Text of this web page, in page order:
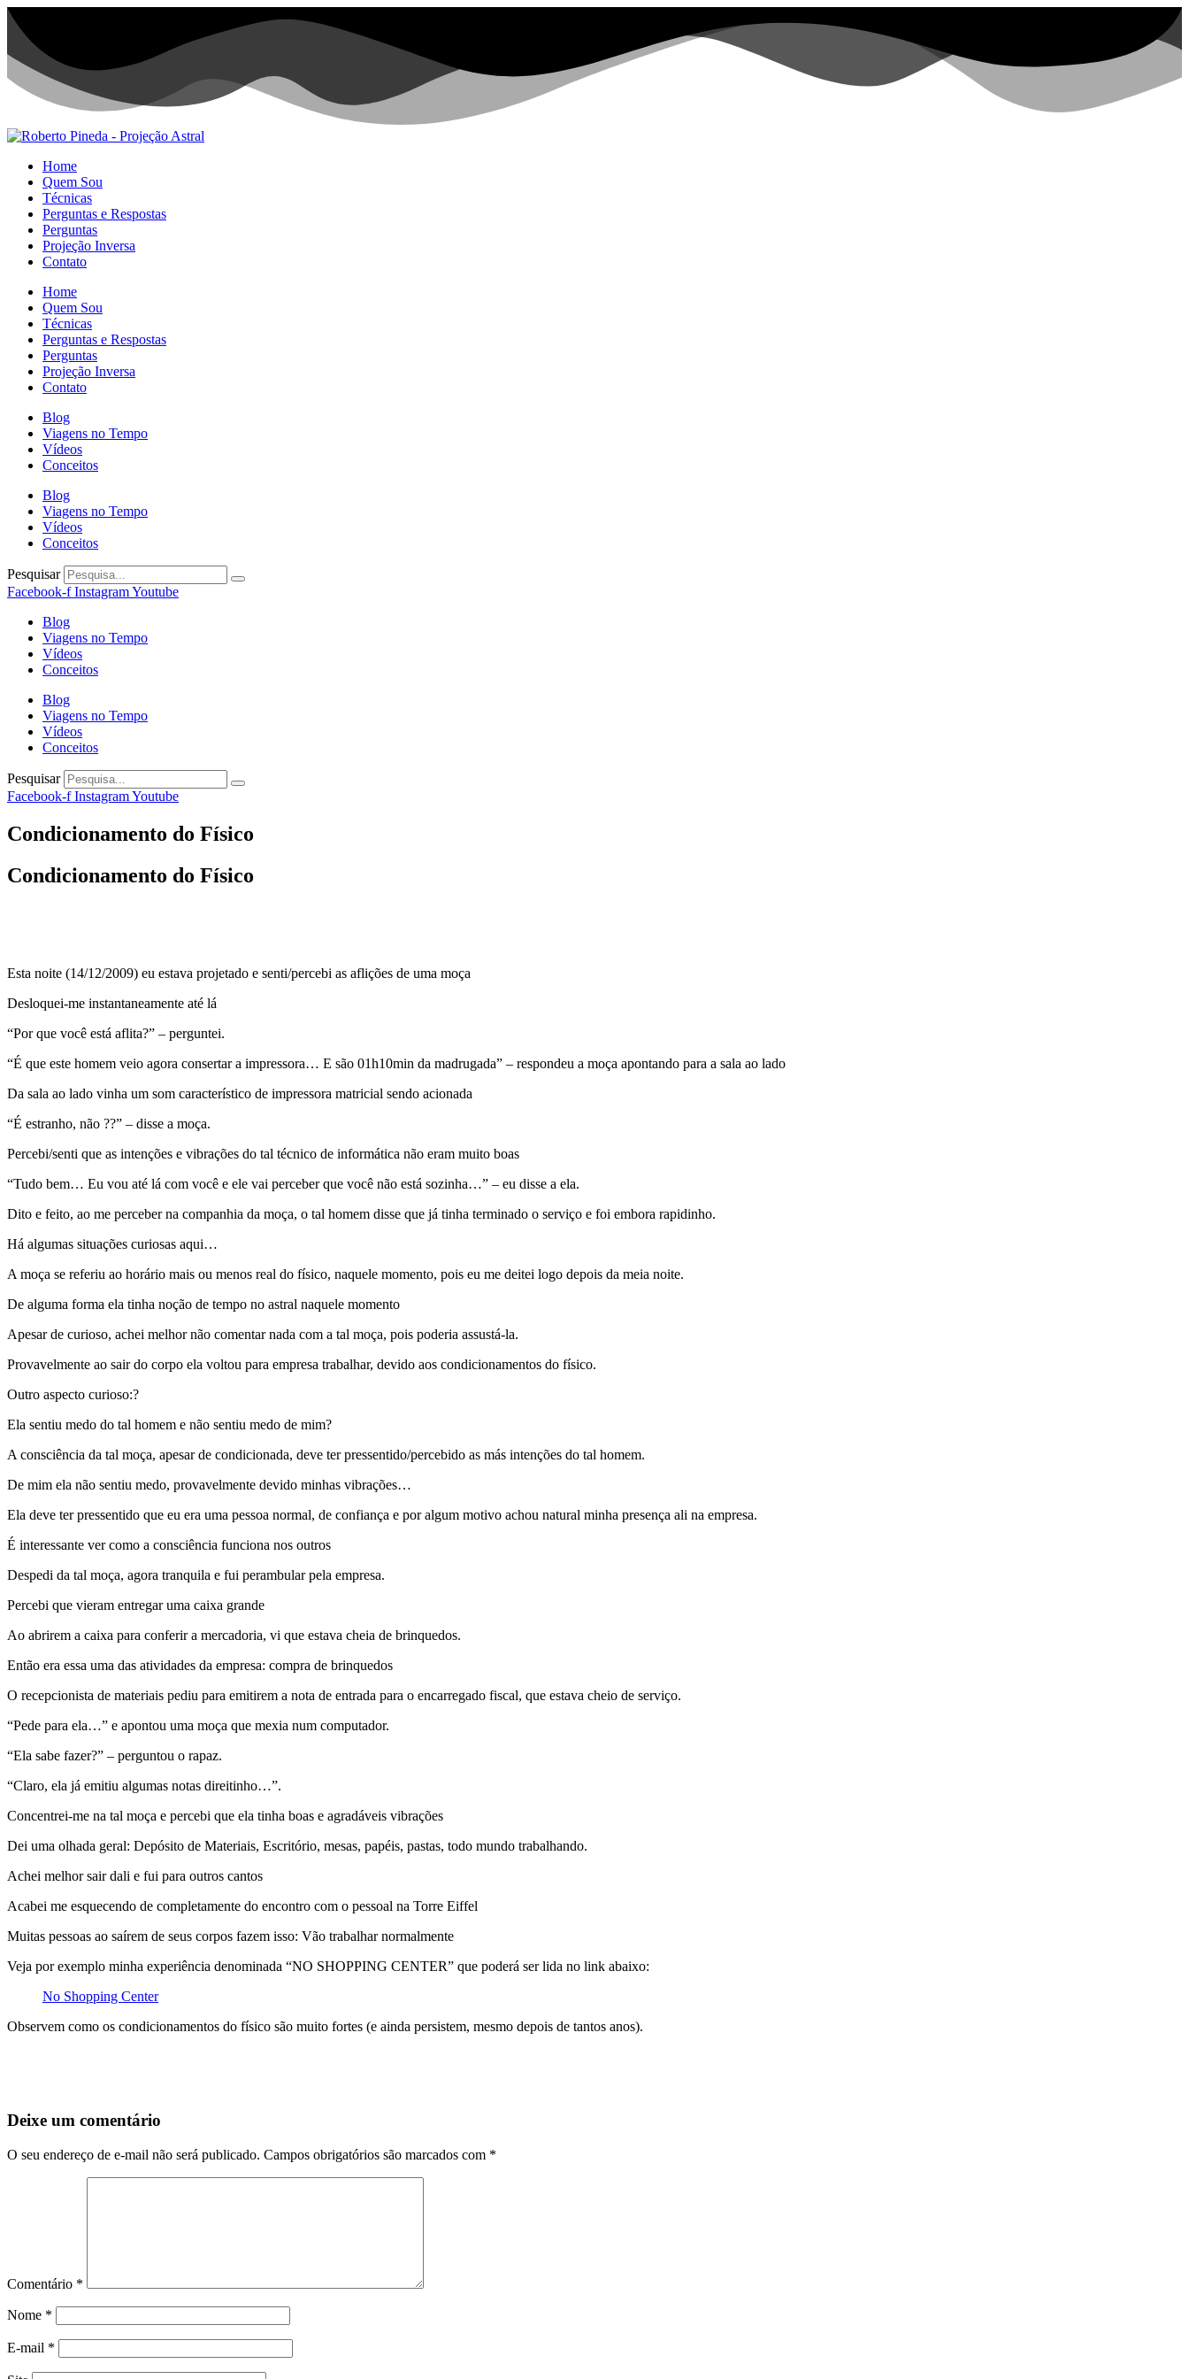
Home
Quem Sou
Técnicas
Perguntas e Respostas
Perguntas
Projeção Inversa
Contato
Home
Quem Sou
Técnicas
Perguntas e Respostas
Perguntas
Projeção Inversa
Contato
Blog
Viagens no Tempo
Vídeos
Conceitos
Blog
Viagens no Tempo
Vídeos
Conceitos
Pesquisar
Facebook-f InstagramYoutube
Blog
Viagens no Tempo
Vídeos
Conceitos
Blog
Viagens no Tempo
Vídeos
Conceitos
Pesquisar
Facebook-f InstagramYoutube
Condicionamento do Físico
Condicionamento do Físico
Esta noite (14/12/2009) eu estava projetado e senti/percebi as aflições de uma moça
Desloquei-me instantaneamente até lá
“Por que você está aflita?” – perguntei.
“É que este homem veio agora consertar a impressora… E são 01h10min da madrugada” – respondeu a moça apontando para a sala ao lado
Da sala ao lado vinha um som característico de impressora matricial sendo acionada
“É estranho, não ??” – disse a moça.
Percebi/senti que as intenções e vibrações do tal técnico de informática não eram muito boas
“Tudo bem… Eu vou até lá com você e ele vai perceber que você não está sozinha…” – eu disse a ela.
Dito e feito, ao me perceber na companhia da moça, o tal homem disse que já tinha terminado o serviço e foi embora rapidinho.
Há algumas situações curiosas aqui…
A moça se referiu ao horário mais ou menos real do físico, naquele momento, pois eu me deitei logo depois da meia noite.
De alguma forma ela tinha noção de tempo no astral naquele momento
Apesar de curioso, achei melhor não comentar nada com a tal moça, pois poderia assustá-la.
Provavelmente ao sair do corpo ela voltou para empresa trabalhar, devido aos condicionamentos do físico.
Outro aspecto curioso:?
Ela sentiu medo do tal homem e não sentiu medo de mim?
A consciência da tal moça, apesar de condicionada, deve ter pressentido/percebido as más intenções do tal homem.
De mim ela não sentiu medo, provavelmente devido minhas vibrações…
Ela deve ter pressentido que eu era uma pessoa normal, de confiança e por algum motivo achou natural minha presença ali na empresa.
É interessante ver como a consciência funciona nos outros
Despedi da tal moça, agora tranquila e fui perambular pela empresa.
Percebi que vieram entregar uma caixa grande
Ao abrirem a caixa para conferir a mercadoria, vi que estava cheia de brinquedos.
Então era essa uma das atividades da empresa: compra de brinquedos
O recepcionista de materiais pediu para emitirem a nota de entrada para o encarregado fiscal, que estava cheio de serviço.
“Pede para ela…” e apontou uma moça que mexia num computador.
“Ela sabe fazer?” – perguntou o rapaz.
“Claro, ela já emitiu algumas notas direitinho…”.
Concentrei-me na tal moça e percebi que ela tinha boas e agradáveis vibrações
Dei uma olhada geral: Depósito de Materiais, Escritório, mesas, papéis, pastas, todo mundo trabalhando.
Achei melhor sair dali e fui para outros cantos
Acabei me esquecendo de completamente do encontro com o pessoal na Torre Eiffel
Muitas pessoas ao saírem de seus corpos fazem isso: Vão trabalhar normalmente
Veja por exemplo minha experiência denominada “NO SHOPPING CENTER” que poderá ser lida no link abaixo:
No Shopping Center
Observem como os condicionamentos do físico são muito fortes (e ainda persistem, mesmo depois de tantos anos).
Deixe um comentário
O seu endereço de e-mail não será publicado. Campos obrigatórios são marcados com *
Comentário *
Nome *
E-mail *